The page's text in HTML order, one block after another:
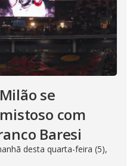
se
com
Baresi
desta quarta-feira (5),